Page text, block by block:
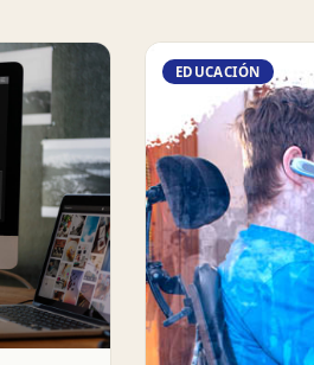
EDUCACIÓN